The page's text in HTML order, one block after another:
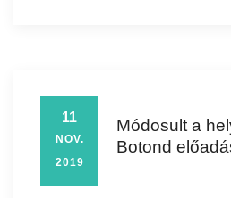
11
NOV.
2019
Módosult a
Botond